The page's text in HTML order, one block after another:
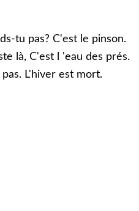
tu pas? C'est le pinson.
là, C'est l 'eau des prés.
L'hiver est mort.